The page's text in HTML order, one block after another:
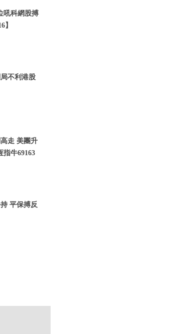
吼科網股搏
】
不利港股
走 美團升
指牛69163
平保搏反